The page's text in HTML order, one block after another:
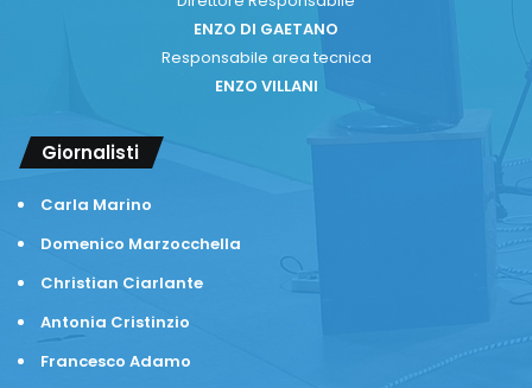
ENZO DI GAETANO
Responsabile area tecnica
ENZO VILLANI
Giornalisti
Carla Marino
Domenico Marzocchella
Christian Ciarlante
Antonia Cristinzio
Francesco Adamo